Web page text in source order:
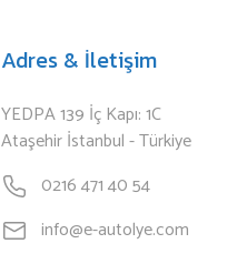
Adres & İletişim
YEDPA 139 İç Kapı: 1C
Ataşehir İstanbul - Türkiye
0216 471 40 54
info@e-autolye.com